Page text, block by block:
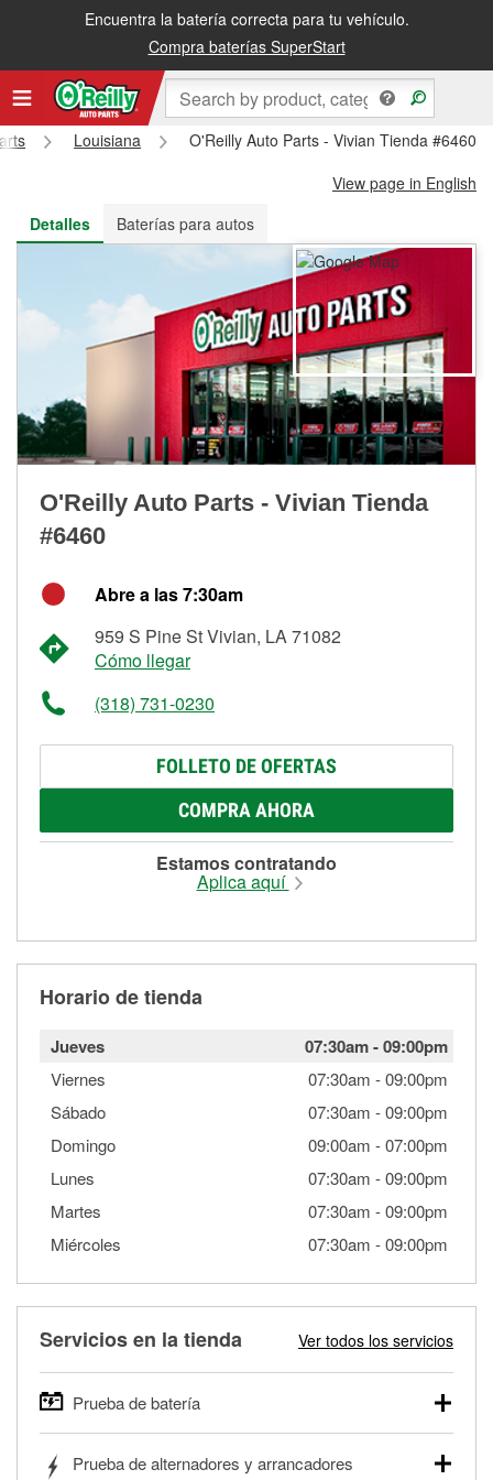
Encuentra la batería correcta para tu vehículo.
Compra baterías SuperStart
Recibe tu orden gratis al día siguiente o recógela en la tienda
Louisiana
O'Reilly Auto Parts - Vivian Tienda #6460
View page in English
Detalles
Baterías para autos
O'Reilly Auto Parts - Vivian Tienda
#6460
Abre a las 7:30am
959 S Pine St Vivian, LA 71082
Cómo llegar
(318) 731-0230
FOLLETO DE OFERTAS
COMPRA AHORA
Estamos contratando
Aplica aquí
Horario de tienda
Jueves 07:30am-09:00pm
Viernes 07:30am -09:00pm
Sábado
07:30am -09:00pm
Domingo
09:00am -07:00pm
Lunes
07:30am -09:00pm
Martes
07:30am -09:00pm
Miércoles
07:30am -09:00pm
Servicios en la tienda Ver todos los servicios
Prueba de batería
autos, camionetas, SUVs, vehículos comerciales y
Prueba de alternadores y arrancadores